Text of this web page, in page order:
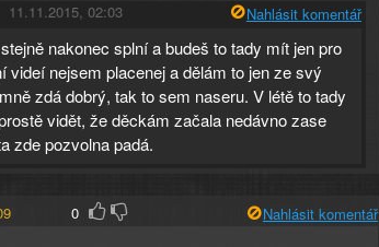
11.11.2015, 02:03 Nahlásit komentář
nakonec splní a budeš to tady mít jen pro
videí nejsem placenej a dělám to jen ze svý
zdá dobrý, tak to sem naseru. V létě to tady
vidět, že děckám začala nedávno zase
zde pozvolna padá.
0 Nahlásit komentář